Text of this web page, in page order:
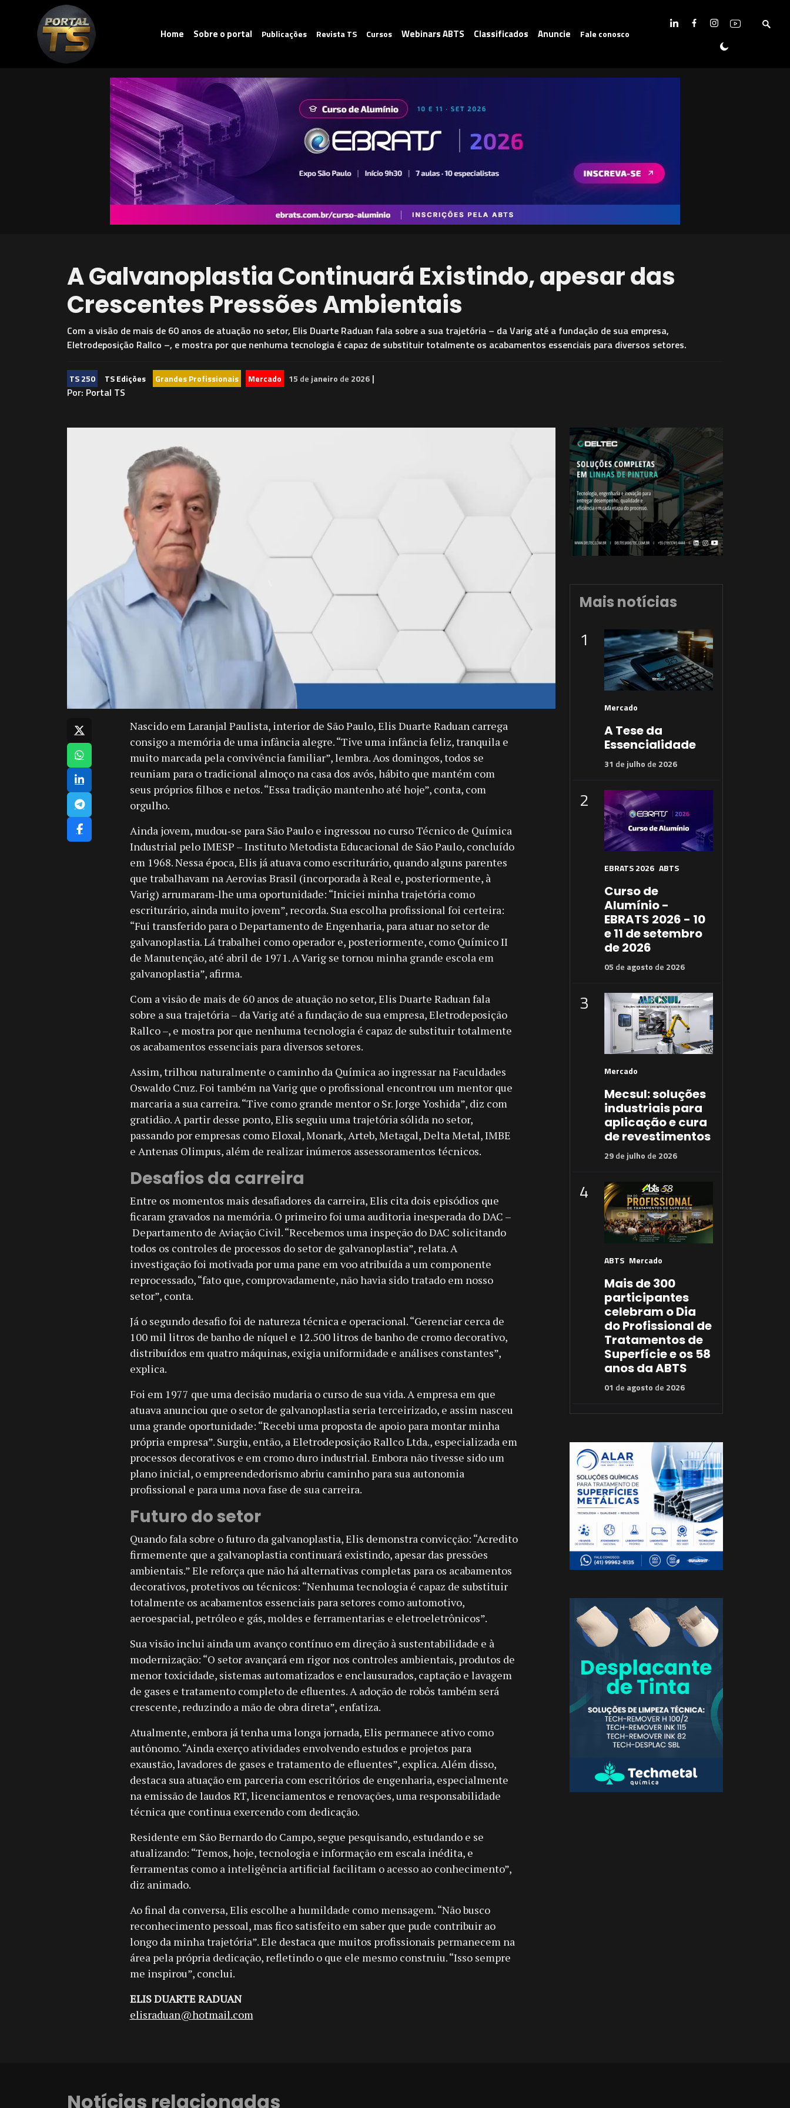
Home Sobre o portal Publicações Revista TS Cursos Webinars ABTS Classificados Anuncie Fale conosco
A Galvanoplastia Continuará Existindo, apesar das
Crescentes Pressões Ambientais
Com a visão de mais de 60 anos de atuação no setor, Elis Duarte Raduan fala sobre a sua trajetória – da Varig até a fundação de sua empresa,
Eletrodeposição Rallco –, e mostra por que nenhuma tecnologia é capaz de substituir totalmente os acabamentos essenciais para diversos setores.
TS 250 TS Edições Grandes Profissionais Mercado 15 de janeiro de 2026 |
Por: Portal TS
Nascido em Laranjal Paulista, interior de São Paulo, Elis Duarte Raduan carrega
consigo a memória de uma infância alegre. “Tive uma infância feliz, tranquila e
muito marcada pela convivência familiar”, lembra. Aos domingos, todos se
reuniam para o tradicional almoço na casa dos avós, hábito que mantém com
seus próprios filhos e netos. “Essa tradição mantenho até hoje”, conta, com
orgulho.
Ainda jovem, mudou‑se para São Paulo e ingressou no curso Técnico de Química
Industrial pelo IMESP – Instituto Metodista Educacional de São Paulo, concluído
em 1968. Nessa época, Elis já atuava como escriturário, quando alguns parentes
que trabalhavam na Aerovias Brasil (incorporada à Real e, posteriormente, à
Varig) arrumaram‑lhe uma oportunidade: “Iniciei minha trajetória como
escriturário, ainda muito jovem”, recorda. Sua escolha profissional foi certeira:
“Fui transferido para o Departamento de Engenharia, para atuar no setor de
galvanoplastia. Lá trabalhei como operador e, posteriormente, como Químico II
de Manutenção, até abril de 1971. A Varig se tornou minha grande escola em
galvanoplastia”, afirma.
Com a visão de mais de 60 anos de atuação no setor, Elis Duarte Raduan fala
sobre a sua trajetória – da Varig até a fundação de sua empresa, Eletrodeposição
Rallco –, e mostra por que nenhuma tecnologia é capaz de substituir totalmente
os acabamentos essenciais para diversos setores.
Assim, trilhou naturalmente o caminho da Química ao ingressar na Faculdades
Oswaldo Cruz. Foi também na Varig que o profissional encontrou um mentor que
marcaria a sua carreira. “Tive como grande mentor o Sr. Jorge Yoshida”, diz com
gratidão. A partir desse ponto, Elis seguiu uma trajetória sólida no setor,
passando por empresas como Eloxal, Monark, Arteb, Metagal, Delta Metal, IMBE
e Antenas Olimpus, além de realizar inúmeros assessoramentos técnicos.
Desafios da carreira
Entre os momentos mais desafiadores da carreira, Elis cita dois episódios que
ficaram gravados na memória. O primeiro foi uma auditoria inesperada do DAC –
Departamento de Aviação Civil. “Recebemos uma inspeção do DAC solicitando
todos os controles de processos do setor de galvanoplastia”, relata. A
investigação foi motivada por uma pane em voo atribuída a um componente
reprocessado, “fato que, comprovadamente, não havia sido tratado em nosso
setor”, conta.
Já o segundo desafio foi de natureza técnica e operacional. “Gerenciar cerca de
100 mil litros de banho de níquel e 12.500 litros de banho de cromo decorativo,
distribuídos em quatro máquinas, exigia uniformidade e análises constantes”,
explica.
Foi em 1977 que uma decisão mudaria o curso de sua vida. A empresa em que
atuava anunciou que o setor de galvanoplastia seria terceirizado, e assim nasceu
uma grande oportunidade: “Recebi uma proposta de apoio para montar minha
própria empresa”. Surgiu, então, a Eletrodeposição Rallco Ltda., especializada em
processos decorativos e em cromo duro industrial. Embora não tivesse sido um
plano inicial, o empreendedorismo abriu caminho para sua autonomia
profissional e para uma nova fase de sua carreira.
Futuro do setor
Quando fala sobre o futuro da galvanoplastia, Elis demonstra convicção: “Acredito
firmemente que a galvanoplastia continuará existindo, apesar das pressões
ambientais.” Ele reforça que não há alternativas completas para os acabamentos
decorativos, protetivos ou técnicos: “Nenhuma tecnologia é capaz de substituir
totalmente os acabamentos essenciais para setores como automotivo,
aeroespacial, petróleo e gás, moldes e ferramentarias e eletroeletrônicos”.
Sua visão inclui ainda um avanço contínuo em direção à sustentabilidade e à
modernização: “O setor avançará em rigor nos controles ambientais, produtos de
menor toxicidade, sistemas automatizados e enclausurados, captação e lavagem
de gases e tratamento completo de efluentes. A adoção de robôs também será
crescente, reduzindo a mão de obra direta”, enfatiza.
Atualmente, embora já tenha uma longa jornada, Elis permanece ativo como
autônomo. “Ainda exerço atividades envolvendo estudos e projetos para
exaustão, lavadores de gases e tratamento de efluentes”, explica. Além disso,
destaca sua atuação em parceria com escritórios de engenharia, especialmente
na emissão de laudos RT, licenciamentos e renovações, uma responsabilidade
técnica que continua exercendo com dedicação.
Residente em São Bernardo do Campo, segue pesquisando, estudando e se
atualizando: “Temos, hoje, tecnologia e informação em escala inédita, e
ferramentas como a inteligência artificial facilitam o acesso ao conhecimento”,
diz animado.
Ao final da conversa, Elis escolhe a humildade como mensagem. “Não busco
reconhecimento pessoal, mas fico satisfeito em saber que pude contribuir ao
longo da minha trajetória”. Ele destaca que muitos profissionais permanecem na
área pela própria dedicação, refletindo o que ele mesmo construiu. “Isso sempre
me inspirou”, conclui.
ELIS DUARTE RADUAN
elisraduan@hotmail.com
Mais notícias
1
Mercado
A Tese da
Essencialidade
31 de julho de 2026
2
EBRATS 2026 ABTS
Curso de
Alumínio -
EBRATS 2026 - 10
e 11 de setembro
de 2026
05 de agosto de 2026
3
Mercado
Mecsul: soluções
industriais para
aplicação e cura
de revestimentos
29dejulho de 2026
4
ABTS Mercado
Mais de 300
participantes
celebram o Dia
do Profissional de
Tratamentos de
Superfície e os 58
anos da ABTS
01 de agosto de 2026
Notícias relacionadas